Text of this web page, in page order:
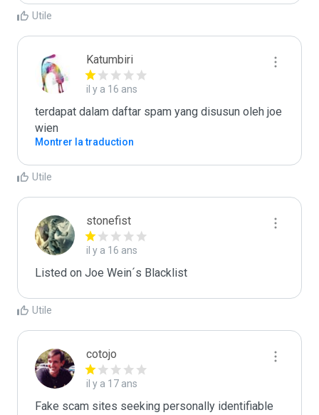
Utile
Katumbiri
il y a 16 ans
terdapat dalam daftar spam yang disusun oleh joe
wien
Montrer la traduction
Utile
stonefist
il y a 16 ans
Listed on Joe Wein´s Blacklist
Utile
cotojo
il y a 17 ans
Fake scam sites seeking personally identifiable